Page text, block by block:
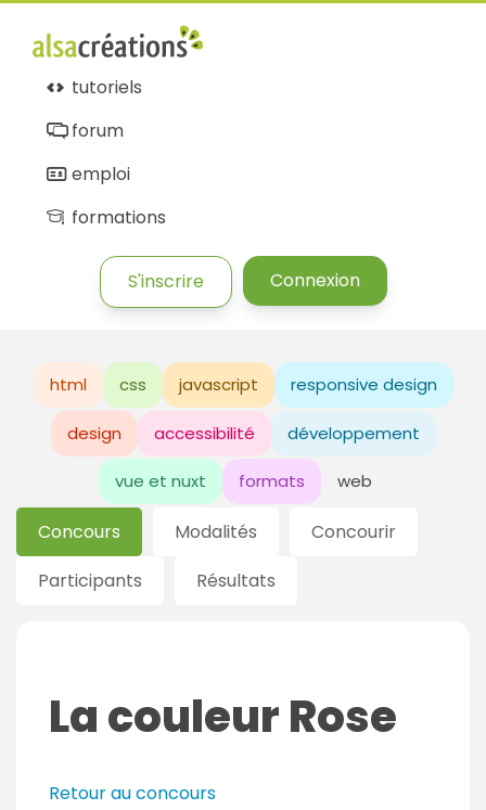
tutoriels
forum
emploi
formations
S'inscrire Connexion
html css javascript responsive design
design accessibilité développement
vue et nuxt formats web
Concours Modalités
Concourir
Participants
Résultats
La couleur Rose
Retour au concours